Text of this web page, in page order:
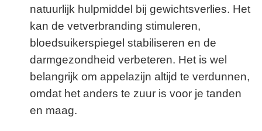
natuurlijk hulpmiddel bij gewichtsverlies. Het
kan de vetverbranding stimuleren,
bloedsuikerspiegel stabiliseren en de
darmgezondheid verbeteren. Het is wel
belangrijk om appelazijn altijd te verdunnen,
omdat het anders te zuur is voor je tanden
en maag.